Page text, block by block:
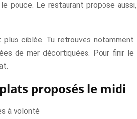
pouce. Le restaurant propose
plus ciblée. Tu retrouves
de mer décortiquées. Pour finir
proposés le midi
à volonté